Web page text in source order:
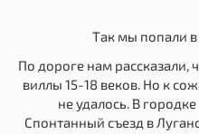
Так мы попали
По дороге нам рассказали,
виллы 15-18 веков. Но к
не удалось. В
Спонтанный съезд в